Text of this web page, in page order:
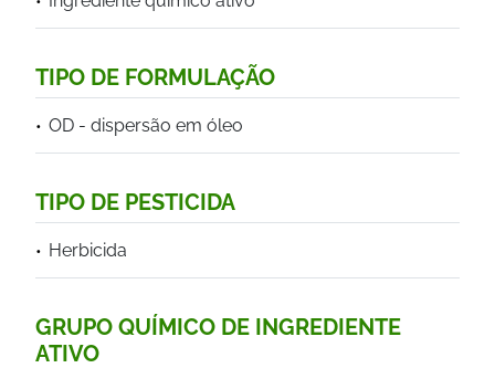
TIPO DE FORMULAÇÃO
OD - dispersão em óleo
TIPO DE PESTICIDA
Herbicida
GRUPO QUÍMICO DE INGREDIENTE
ATIVO